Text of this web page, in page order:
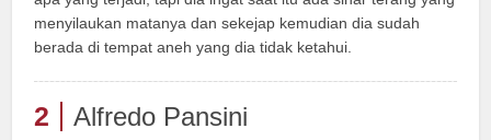
menyilaukan matanya dan sekejap kemudian dia sudah
berada di tempat aneh yang dia tidak ketahui.
2 Alfredo Pansini